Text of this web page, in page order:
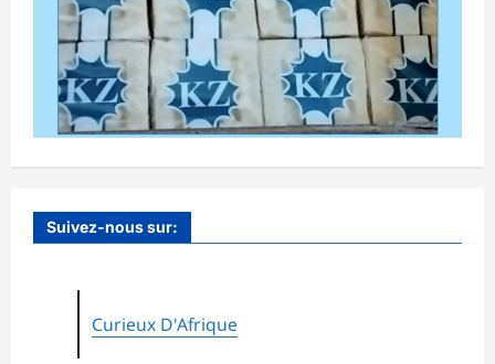
Suivez-nous sur:
Curieux D'Afrique